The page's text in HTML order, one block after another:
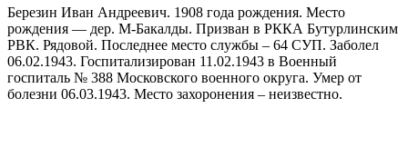
Березин Иван Андреевич. 1908 года рождения. Место
рождения — дер. М-Бакалды. Призван в РККА Бутурлинским
РВК. Рядовой. Последнее место службы – 64 СУП. Заболел
06.02.1943. Госпитализирован 11.02.1943 в Военный
госпиталь № 388 Московского военного округа. Умер от
болезни 06.03.1943. Место захоронения – неизвестно.